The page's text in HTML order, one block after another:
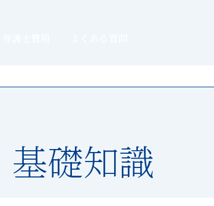
基礎知識